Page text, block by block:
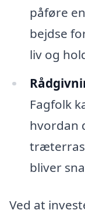
påføre
bejdse
liv og
Fagfolk
hvordan
bliver
Ved at